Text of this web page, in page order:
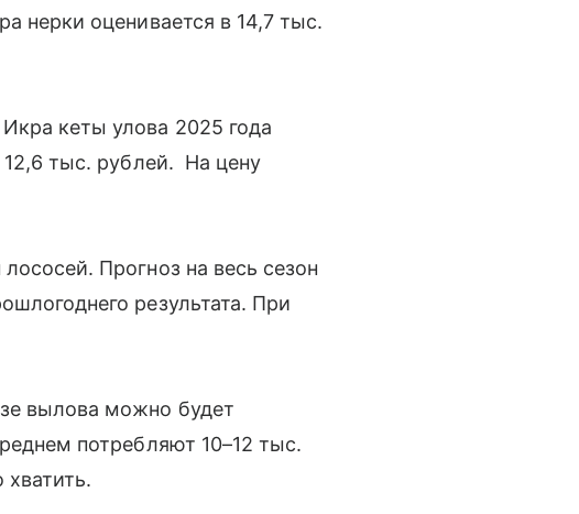
нерки оценивается в 14,7 тыс.
кеты улова 2025 года
тыс. рублей. На цену
Прогноз на весь сезон
результата. При
вылова можно будет
потребляют 10–12 тыс.